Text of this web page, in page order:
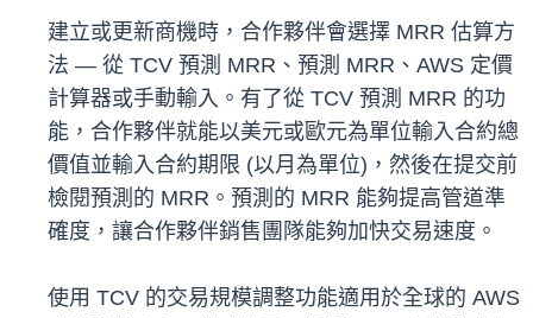
建立或更新商機時，合作夥伴會選擇 MRR 估算方
法 — 從 TCV 預測 MRR、預測 MRR、AWS 定價
計算器或手動輸入。有了從 TCV 預測 MRR 的功
能，合作夥伴就能以美元或歐元為單位輸入合約總
價值並輸入合約期限 (以月為單位)，然後在提交前
檢閱預測的 MRR。預測的 MRR 能夠提高管道準
確度，讓合作夥伴銷售團隊能夠加快交易速度。
使用 TCV 的交易規模調整功能適用於全球的 AWS